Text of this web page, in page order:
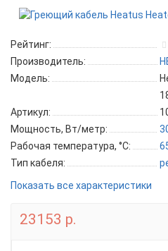
Рейтинг:
Производитель:
Модель:
Артикул:
Мощность, Вт/метр:
Рабочая температура, °C:
Тип кабеля:
Показать все характеристики
23153 р.